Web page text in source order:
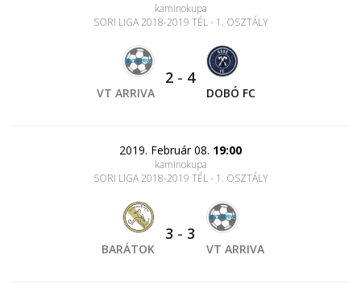
kaminokupa
SORI LIGA 2018-2019 TÉL - 1. OSZTÁLY
VT ARRIVA
2 - 4
DOBÓ FC
2019. Február 08. 19:00
kaminokupa
SORI LIGA 2018-2019 TÉL - 1. OSZTÁLY
BARÁTOK
3 - 3
VT ARRIVA